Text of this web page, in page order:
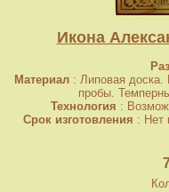
Икона
Материал : Липовая доска.
пробы.
Технология :
Срок изготовления : Нет